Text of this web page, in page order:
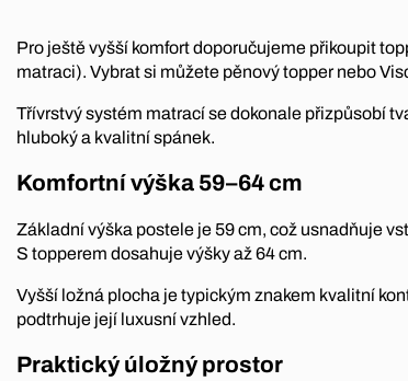
Pro ještě vyšší komfort doporučujeme přikoupit
matraci). Vybrat si můžete pěnový topper nebo
Třívrstvý systém matrací se dokonale přizpůsobí
hluboký a kvalitní spánek.
Komfortní výška 59–64 cm
Základní výška postele je 59 cm, což usnadňuje
S topperem dosahuje výšky až 64 cm.
Vyšší ložná plocha je typickým znakem kvalitní
podtrhuje její luxusní vzhled.
Praktický úložný prostor